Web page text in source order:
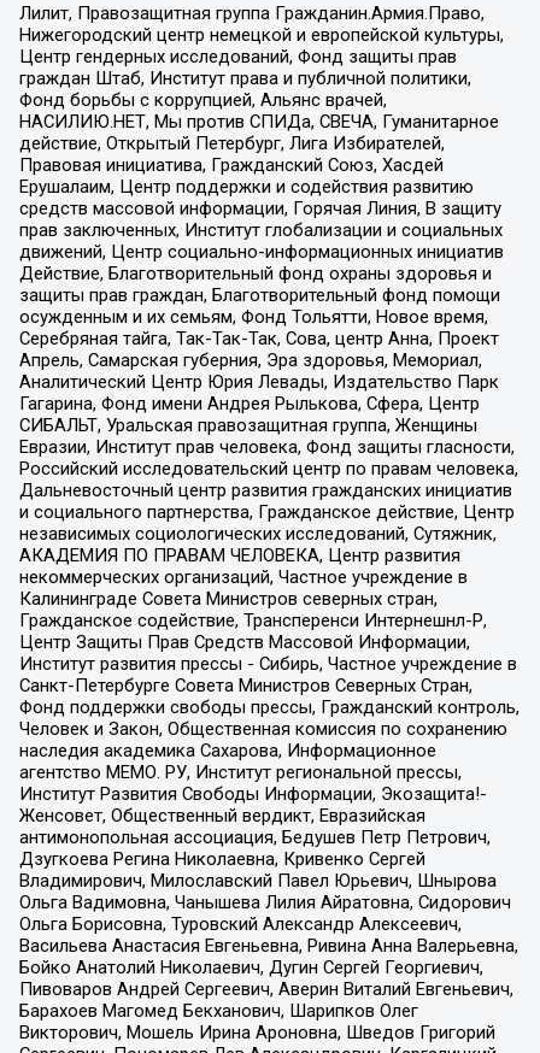
Лилит, Правозащитная группа Гражданин.Армия.Право,
Нижегородский центр немецкой и европейской культуры,
Центр гендерных исследований, Фонд защиты прав
граждан Штаб, Институт права и публичной политики,
Фонд борьбы с коррупцией, Альянс врачей,
НАСИЛИЮ.НЕТ, Мы против СПИДа, СВЕЧА, Гуманитарное
действие, Открытый Петербург, Лига Избирателей,
Правовая инициатива, Гражданский Союз, Хасдей
Ерушалаим, Центр поддержки и содействия развитию
средств массовой информации, Горячая Линия, В защиту
прав заключенных, Институт глобализации и социальных
движений, Центр социально-информационных инициатив
Действие, Благотворительный фонд охраны здоровья и
защиты прав граждан, Благотворительный фонд помощи
осужденным и их семьям, Фонд Тольятти, Новое время,
Серебряная тайга, Так-Так-Так, Сова, центр Анна, Проект
Апрель, Самарская губерния, Эра здоровья, Мемориал,
Аналитический Центр Юрия Левады, Издательство Парк
Гагарина, Фонд имени Андрея Рылькова, Сфера, Центр
СИБАЛЬТ, Уральская правозащитная группа, Женщины
Евразии, Институт прав человека, Фонд защиты гласности,
Российский исследовательский центр по правам человека,
Дальневосточный центр развития гражданских инициатив
и социального партнерства, Гражданское действие, Центр
независимых социологических исследований, Сутяжник,
АКАДЕМИЯ ПО ПРАВАМ ЧЕЛОВЕКА, Центр развития
некоммерческих организаций, Частное учреждение в
Калининграде Совета Министров северных стран,
Гражданское содействие, Трансперенси Интернешнл-Р,
Центр Защиты Прав Средств Массовой Информации,
Институт развития прессы - Сибирь, Частное учреждение в
Санкт-Петербурге Совета Министров Северных Стран,
Фонд поддержки свободы прессы, Гражданский контроль,
Человек и Закон, Общественная комиссия по сохранению
наследия академика Сахарова, Информационное
агентство МЕМО. РУ, Институт региональной прессы,
Институт Развития Свободы Информации, Экозащита!-
Женсовет, Общественный вердикт, Евразийская
антимонопольная ассоциация, Бедушев Петр Петрович,
Дзугкоева Регина Николаевна, Кривенко Сергей
Владимирович, Милославский Павел Юрьевич, Шнырова
Ольга Вадимовна, Чанышева Лилия Айратовна, Сидорович
Ольга Борисовна, Туровский Александр Алексеевич,
Васильева Анастасия Евгеньевна, Ривина Анна Валерьевна,
Бойко Анатолий Николаевич, Дугин Сергей Георгиевич,
Пивоваров Андрей Сергеевич, Аверин Виталий Евгеньевич,
Барахоев Магомед Бекханович, Шарипков Олег
Викторович, Мошель Ирина Ароновна, Шведов Григорий